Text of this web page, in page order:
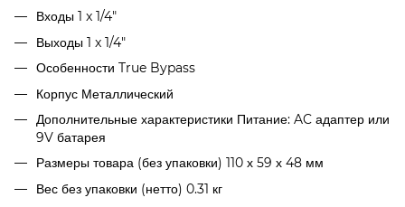
Входы 1 x 1/4"
Выходы 1 x 1/4"
Особенности True Bypass
Корпус Металлический
Дополнительные характеристики Питание: AC адаптер или
9V батарея
Размеры товара (без упаковки) 110 х 59 х 48 мм
Вес без упаковки (нетто) 0.31 кг